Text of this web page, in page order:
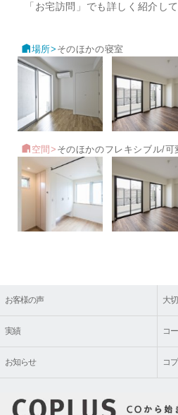
「お宅訪問」でも詳しく紹介し
場所> そのほかの寝室
空間> そのほかのフレキシブル/可
お客様の声 大
実績 コ
お知らせ コ